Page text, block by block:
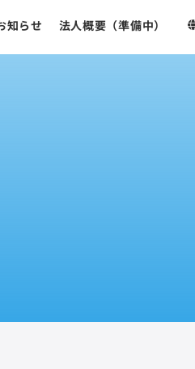
知らせ 法人概要（準備中）